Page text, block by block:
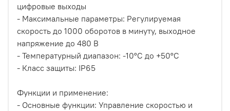
цифровые выходы
- Максимальные параметры: Регулируемая
скорость до 1000 оборотов в минуту, выходное
напряжение до 480 В
- Температурный диапазон: -10°C до +50°C
- Класс защиты: IP65
Функции и применение:
- Основные функции: Управление скоростью и